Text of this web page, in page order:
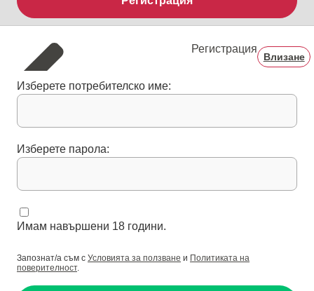
Регистрация
Влизане
Изберете потребителско име:
Изберете парола:
Имам навършени 18 години.
Запознат/а съм с Условията за ползване и Политиката на
поверителност.